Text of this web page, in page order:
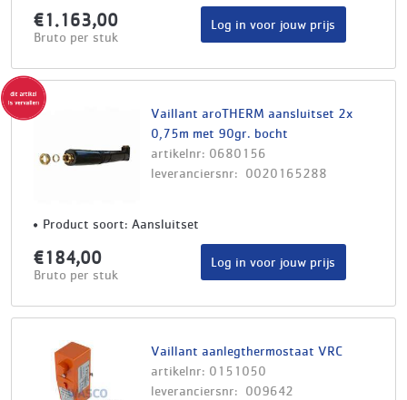
€1.163,00
Bruto per stuk
Log in voor jouw prijs
Vaillant aroTHERM aansluitset 2x
0,75m met 90gr. bocht
artikelnr: 0680156
leveranciersnr: 0020165288
Product soort: Aansluitset
€184,00
Bruto per stuk
Log in voor jouw prijs
Vaillant aanlegthermostaat VRC
artikelnr: 0151050
leveranciersnr: 009642